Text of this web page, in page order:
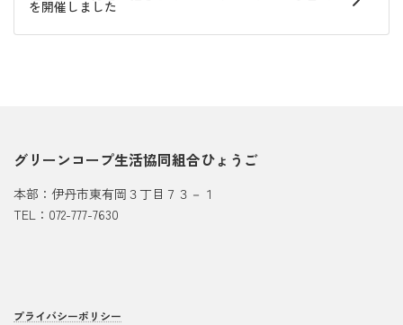
を開催しました
グリーンコープ生活協同組合ひょうご
本部：伊丹市東有岡３丁目７３－１
TEL：072-777-7630
プライバシーポリシー